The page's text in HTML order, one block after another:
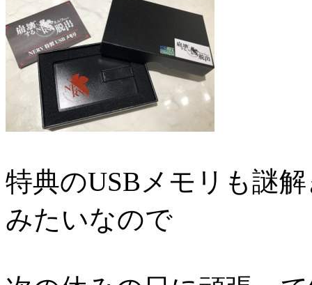
特典のUSBメモリも謎
みたいなので